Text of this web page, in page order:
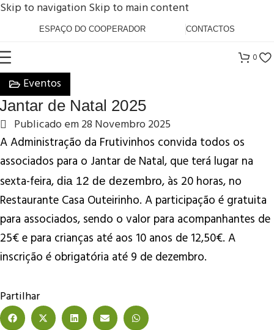
Skip to navigationSkip to main content
ESPAÇO DO COOPERADOR CONTACTOS
0
Eventos
Jantar de Natal 2025
Publicado em28 Novembro 2025
A Administração da Frutivinhos convida todos os
associados para o Jantar de Natal, que terá lugar na
sexta-feira, dia 12 de dezembro, às 20 horas, no
Restaurante Casa Outeirinho. A participação é gratuita
para associados, sendo o valor para acompanhantes de
25€ e para crianças até aos 10 anos de 12,50€. A
inscrição é obrigatória até 9 de dezembro.
Partilhar